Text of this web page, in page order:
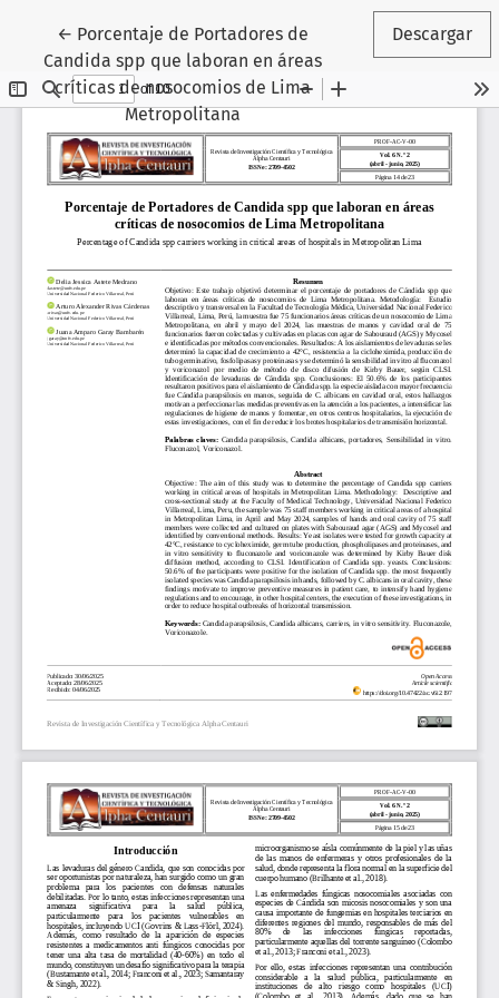
← Volver a los detalles del artículo
Porcentaje de Portadores de
Candida spp que laboran en áreas
críticas de nosocomios de Lima
Metropolitana
Descargar